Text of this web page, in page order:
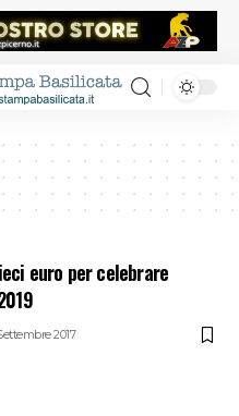
euro per celebrare
2017